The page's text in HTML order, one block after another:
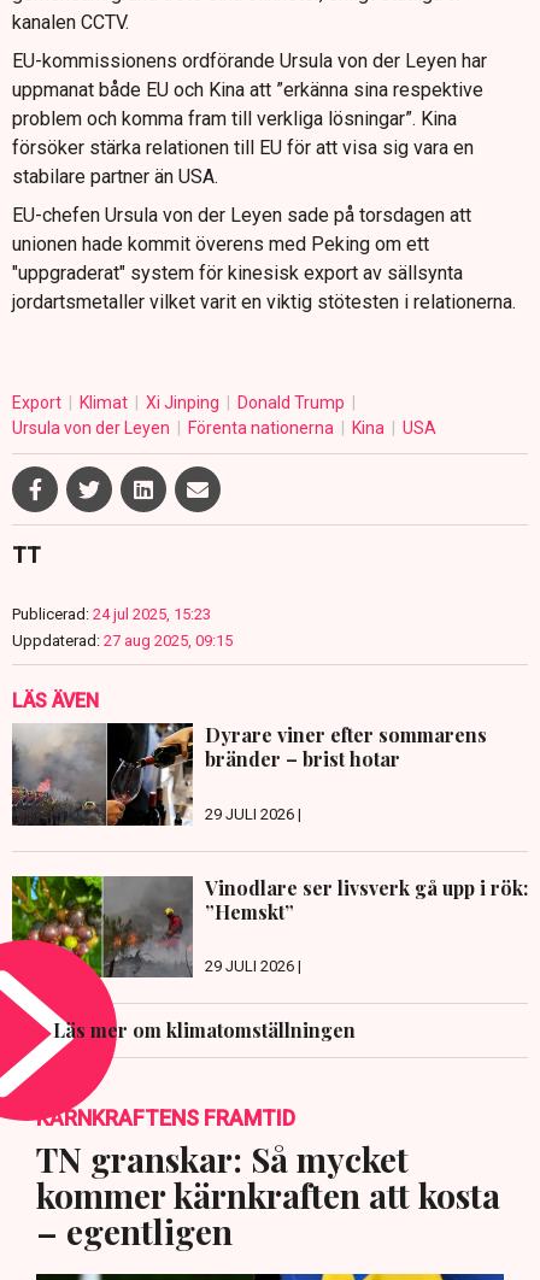
kanalen CCTV.
EU-kommissionens ordförande Ursula von der Leyen har
uppmanat både EU och Kina att ”erkänna sina respektive
problem och komma fram till verkliga lösningar”. Kina
försöker stärka relationen till EU för att visa sig vara en
stabilare partner än USA.
EU-chefen Ursula von der Leyen sade på torsdagen att
unionen hade kommit överens med Peking om ett
"uppgraderat" system för kinesisk export av sällsynta
jordartsmetaller vilket varit en viktig stötesten i relationerna.
Export Klimat Xi Jinping
Donald Trump
Ursula von der Leyen
Förenta nationerna Kina USA
TT
Publicerad: 24 jul 2025, 15:23
Uppdaterad: 27 aug 2025, 09:15
LÄS ÄVEN
Dyrare viner efter sommarens
bränder – brist hotar
29 JULI 2026 |
Vinodlare ser livsverk gå upp i rök:
”Hemskt”
29 JULI 2026 |
Läs mer om klimatomställningen
KÄRNKRAFTENS FRAMTID
TN granskar: Så mycket
kommer kärnkraften att kosta
– egentligen